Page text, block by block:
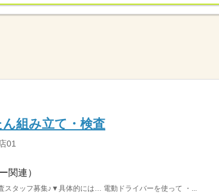
ん組み立て・検査
01
関連）
スタッフ募集♪▼具体的には… 電動ドライバーを使って ・...